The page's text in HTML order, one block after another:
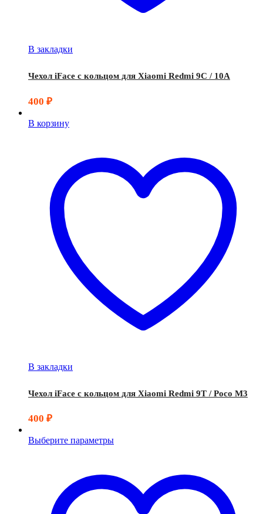
В закладки
Чехол iFace с кольцом для Xiaomi Redmi 9C / 10A
400 ₽
В корзину
В закладки
Чехол iFace с кольцом для Xiaomi Redmi 9T / Poco M3
400 ₽
Выберите параметры